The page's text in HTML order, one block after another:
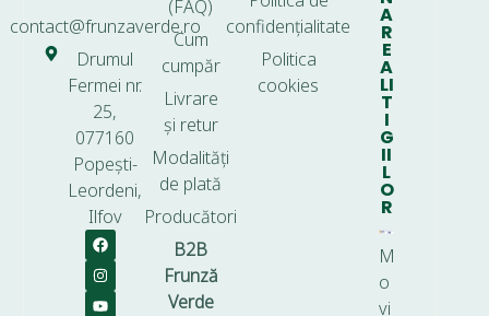
contact@frunzaverde.ro
Drumul
Fermei nr.
25,
077160
Popești-
Leordeni,
Ilfov
(FAQ)
Cum
cumpăr
Livrare
și retur
Modalități
de plată
Producători
B2B
Frunză
Verde
confidențialitate
Politica
cookies
A
R
E
A
LI
T
I
G
II
L
O
R
M
o
vi